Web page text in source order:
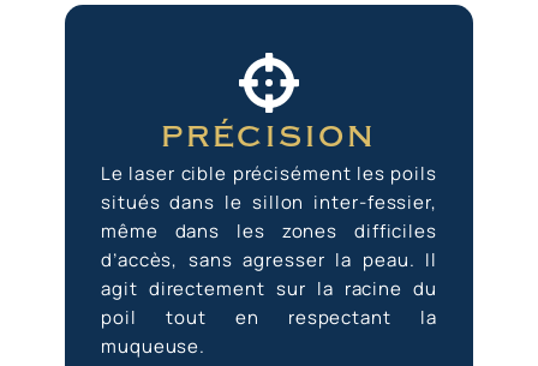
précision
Le laser cible précisément les poils
situés dans le sillon inter-fessier,
même dans les zones difficiles
d’accès, sans agresser la peau. Il
agit directement sur la racine du
poil tout en respectant la
muqueuse.